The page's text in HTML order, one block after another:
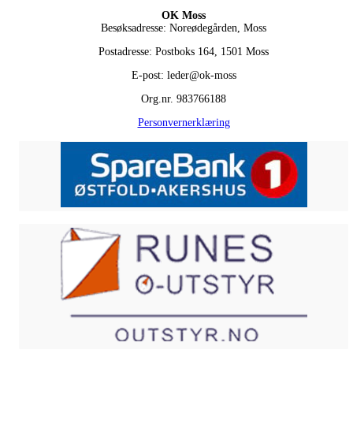
OK Moss
Besøksadresse: Noreødegården, Moss
Postadresse: Postboks 164, 1501 Moss
E-post: leder@ok-moss
Org.nr. 983766188
Personvernerklæring